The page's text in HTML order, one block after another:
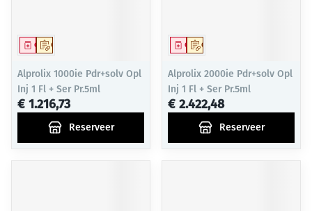
Op voorschrift
Geneesmiddel
Alprolix 1000ie Pdr+solv Opl
Inj 1 Fl + Ser Pr.5ml
€ 1.216,73
Reserveer
Op voorschrift
Geneesmiddel
Alprolix 2000ie Pdr+solv Opl
Inj 1 Fl + Ser Pr.5ml
€ 2.422,48
Reserveer